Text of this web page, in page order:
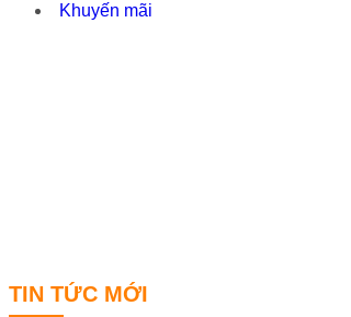
Khuyến mãi
TIN TỨC MỚI